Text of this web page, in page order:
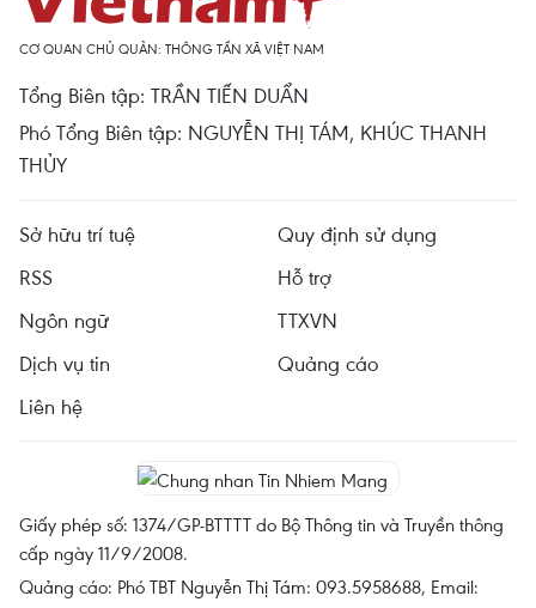
CƠ QUAN CHỦ QUẢN: THÔNG TẤN XÃ VIỆT NAM
Tổng Biên tập: TRẦN TIẾN DUẨN
Phó Tổng Biên tập: NGUYỄN THỊ TÁM, KHÚC THANH
THỦY
Sở hữu trí tuệ
Quy định sử dụng
RSS
Hỗ trợ
Ngôn ngữ
TTXVN
Dịch vụ tin
Quảng cáo
Liên hệ
Giấy phép số: 1374/GP-BTTTT do Bộ Thông tin và Truyền thông
cấp ngày 11/9/2008.
Quảng cáo: Phó TBT Nguyễn Thị Tám: 093.5958688, Email: